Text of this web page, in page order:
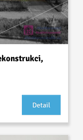
Detail